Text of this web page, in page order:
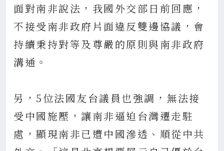
面對南非說法，我國外交部日前回應，
不接受南非政府片面違反雙邊協議，會
持續秉持對等及尊嚴的原則與南非政府
溝通。
另，5位法國友台議員也強調，無法接
受中國施壓，讓南非逼迫台灣遷走駐
處，顯現南非已遭中國滲透、順從中共